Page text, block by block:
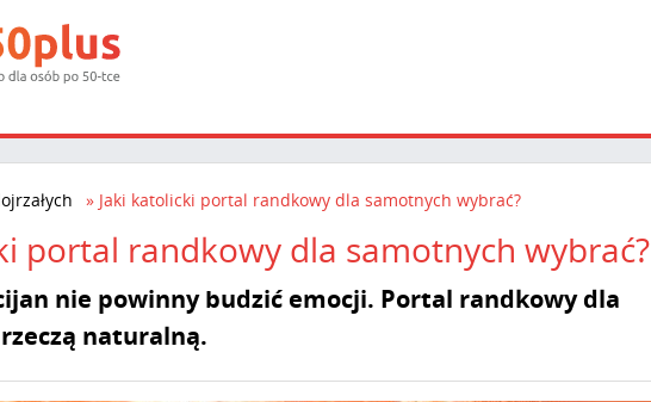
Jaki katolicki portal randkowy dla samotnych wybrać?
portal randkowy dla samotnych wybrać?
nie powinny budzić emocji. Portal randkowy dla
naturalną.